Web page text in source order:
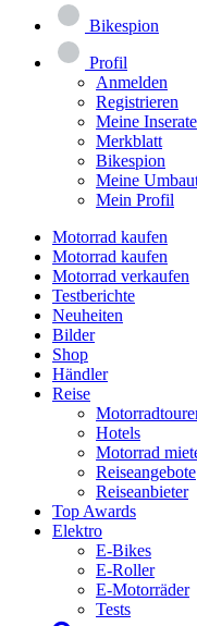
Bikespion
Profil
Anmelden
Registrieren
Meine Inserate
Merkblatt
Bikespion
Meine
Mein Profil
Motorrad kaufen
Motorrad kaufen
Motorrad verkaufen
Testberichte
Neuheiten
Bilder
Shop
Händler
Reise
Hotels
Motorrad
Reiseangebote
Reiseanbieter
Top Awards
Elektro
E-Bikes
E-Roller
E-Motorräder
Tests